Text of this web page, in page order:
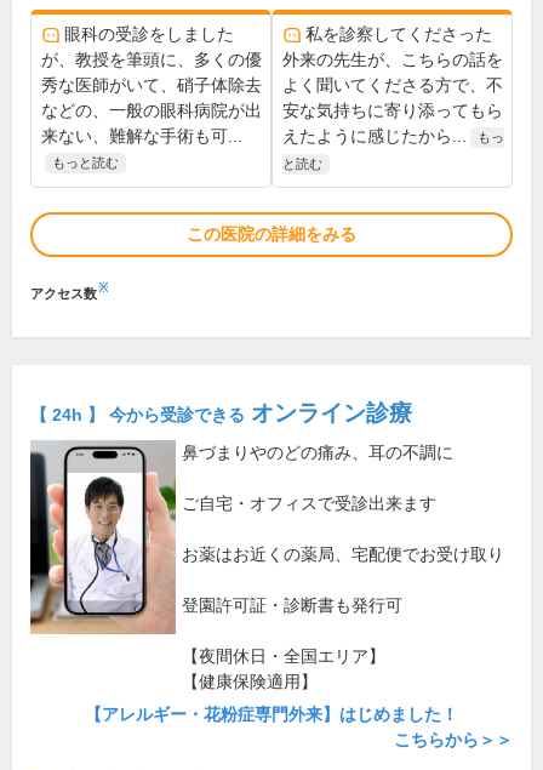
眼科の受診をしました
が、教授を筆頭に、多くの優
秀な医師がいて、硝子体除去
などの、一般の眼科病院が出
来ない、難解な手術も可...
もっと読む
私を診察してくださった
外来の先生が、こちらの話を
よく聞いてくださる方で、不
安な気持ちに寄り添ってもら
えたように感じたから...
もっ
と読む
この医院の詳細をみる
アクセス数※
【 24h 】 今から受診できる オンライン診療
鼻づまりやのどの痛み、耳の不調に
ご自宅・オフィスで受診出来ます
お薬はお近くの薬局、宅配便でお受け取り
登園許可証・診断書も発行可
【夜間休日・全国エリア】
【健康保険適用】
【アレルギー・花粉症専門外来】はじめました！
こちらから＞＞